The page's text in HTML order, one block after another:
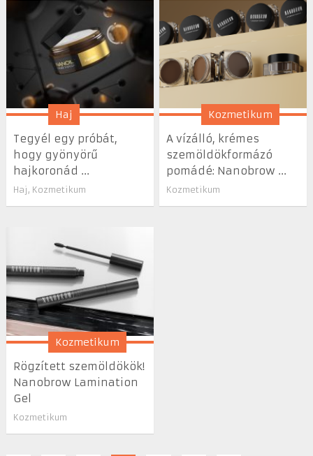
Haj
Tegyél egy próbát,
hogy gyönyörű
hajkoronád ...
Haj , Kozmetikum
Kozmetikum
A vízálló, krémes
szemöldökformázó
pomádé: Nanobrow ...
Kozmetikum
Kozmetikum
Rögzített szemöldökök!
Nanobrow Lamination
Gel
Kozmetikum